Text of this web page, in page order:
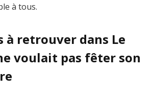
à tous.
à retrouver dans Le
voulait pas fêter son